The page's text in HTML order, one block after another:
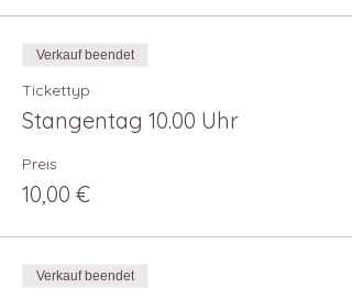
Verkauf beendet
Tickettyp
Stangentag 10.00 Uhr
Preis
10,00 €
Verkauf beendet